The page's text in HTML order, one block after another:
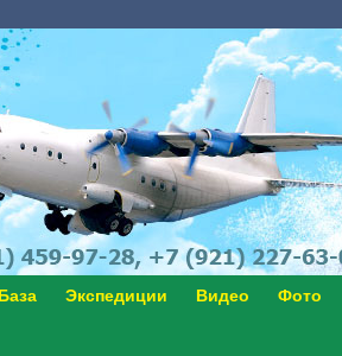
База Экспедиции Видео Фото